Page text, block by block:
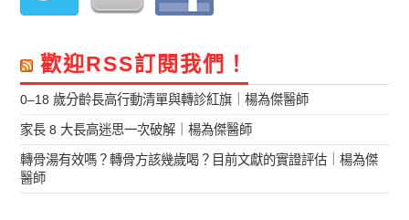
歡迎RSS訂閱我們！
0–18 歲分齡長高行動清單與轉診紅旗｜楊為傑醫師
家長 8 大長高迷思一次破解｜楊為傑醫師
轉骨湯有效嗎？轉骨方該幾歲喝？目前文獻的實證評估｜楊為傑
醫師